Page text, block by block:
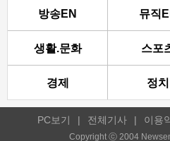
방송EN 뮤직
생활.문화 스포
경제 정치
PC보기 | 전체기사 | 이용
Copyright ⓒ 2004